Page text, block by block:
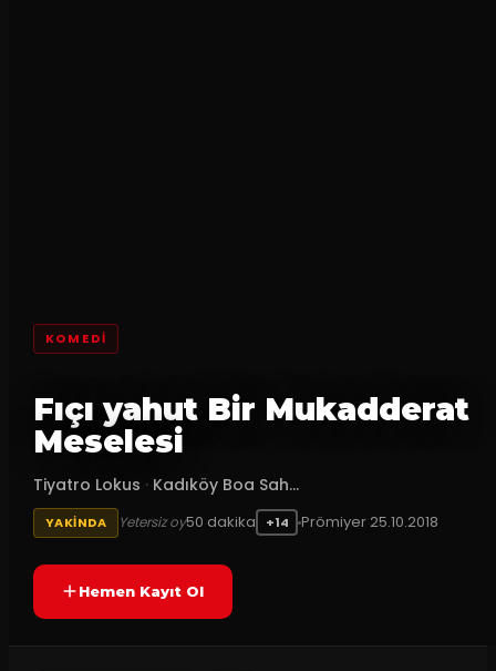
KOMEDI
Fıçı yahut Bir Mukadderat
Meselesi
Tiyatro Lokus · Kadıköy Boa Sah...
YAKINDA Yetersiz oy50 dakika +14 Prömiyer 25.10.2018
Hemen Kayıt Ol